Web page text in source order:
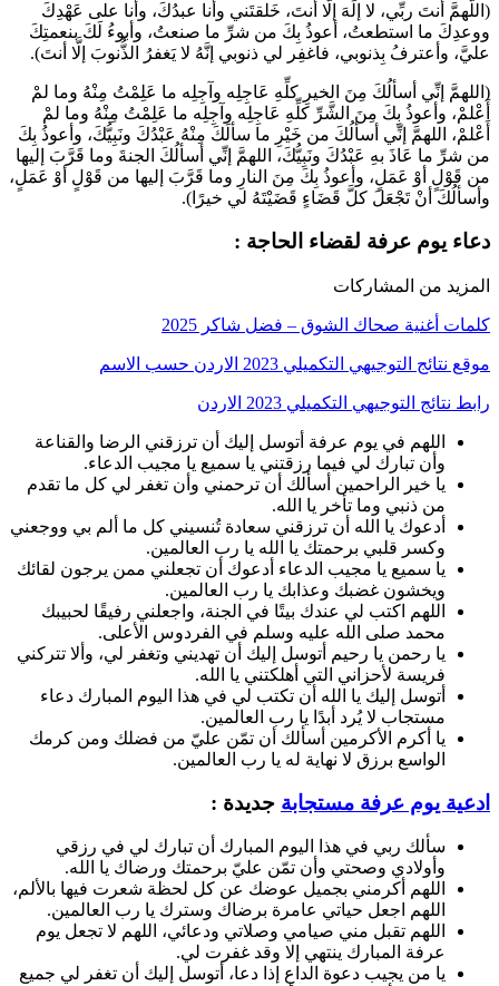
أنتَ ربِّي، لا إلَهَ إلَّا أنتَ، خَلقتَني وأَنا عبدُكَ، وأَنا على عَهْدِكَ
ما استطعتُ، أعوذُ بِكَ من شرِّ ما صنعتُ، وأبوءُ لَكَ بنعمتِكَ
بِذنوبي، فاغفِر لي ذنوبي إنَّهُ لا يَغفرُ الذُّنوبَ إلَّا أنتَ).
إنِّي أسألُكَ مِنَ الخيرِ كلِّهِ عَاجِلِه وآجِلِه ما عَلِمْتُ مِنْهُ وما لمْ
وأعوذُ بِكَ مِنَ الشَّرِّ كلِّهِ عَاجِلِه وآجِلِه ما عَلِمْتُ مِنْهُ وما لمْ
إنِّي أسألُكَ من خَيْرِ ما سألَكَ مِنْهُ عَبْدُكَ ونَبِيُّكَ، وأعوذُ بِكَ
عَاذَ بهِ عَبْدُكَ ونَبِيُّكَ، اللهمَّ إنِّي أسألُكَ الجنةَ وما قَرَّبَ إليها
أوْ عَمَلٍ، وأعوذُ بِكَ مِنَ النارِ وما قَرَّبَ إليها من قَوْلٍ أوْ عَمَلٍ،
أنْ تَجْعَلَ كلَّ قَضَاءٍ قَضَيْتَهُ لي خيرًا).
عرفة لقضاء الحاجة :
من المشاركات
صحاك الشوق – فضل شاكر 2025
التكميلي 2023 الاردن حسب الاسم
التوجيهي التكميلي 2023 الاردن
اللهم في يوم عرفة أتوسل إليك أن ترزقني الرضا والقناعة
وأن تبارك لي فيما رزقتني يا سميع يا مجيب الدعاء.
يا خير الراحمين أسألك أن ترحمني وأن تغفر لي كل ما تقدم
من ذنبي وما تأخر يا الله.
أدعوك يا الله أن ترزقني سعادة تُنسيني كل ما ألم بي ووجعني
وكسر قلبي برحمتك يا الله يا رب العالمين.
يا سميع يا مجيب الدعاء أدعوك أن تجعلني ممن يرجون لقائك
ويخشون غضبك وعذابك يا رب العالمين.
اللهم اكتب لي عندك بيتًا في الجنة، واجعلني رفيقًا لحبيبك
محمد صلى الله عليه وسلم في الفردوس الأعلى.
يا رحمن يا رحيم أتوسل إليك أن تهديني وتغفر لي، وألا تتركني
فريسة لأحزاني التي أهلكتني يا الله.
أتوسل إليك يا الله أن تكتب لي في هذا اليوم المبارك دعاء
مستجاب لا يُرد أبدًا يا رب العالمين.
يا أكرم الأكرمين أسألك أن تمّن عليّ من فضلك ومن كرمك
الواسع برزق لا نهاية له يا رب العالمين.
يوم عرفة مستجابةجديدة :
سألك ربي في هذا اليوم المبارك أن تبارك لي في رزقي
وأولادي وصحتي وأن تمّن عليّ برحمتك ورضاك يا الله.
اللهم أكرمني بجميل عوضك عن كل لحظة شعرت فيها بالألم،
اللهم اجعل حياتي عامرة برضاك وسترك يا رب العالمين.
اللهم تقبل مني صيامي وصلاتي ودعائي، اللهم لا تجعل يوم
عرفة المبارك ينتهي إلا وقد غفرت لي.
يا من يجيب دعوة الداعِ إذا دعا، أتوسل إليك أن تغفر لي جميع